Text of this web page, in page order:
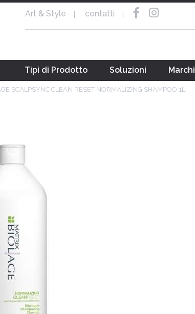
Art & Style | contatti |
Tipi di Prodotto Soluzioni Marchi
SCALPSYNC CLEAN RESET NORMALIZING SHAMPOO 1L